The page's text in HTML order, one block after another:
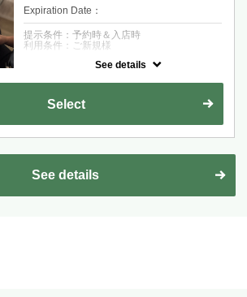
Expiration Date：
提示条件：予約時＆入店時
利用条件：ご新規様
60分間の極上の入眠体験。デコルテ周りもほ
ます。
See details
Select
See details